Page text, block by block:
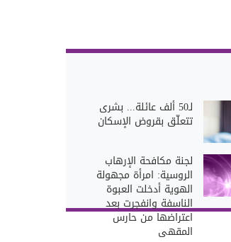
لـ50 ألف عائلة... بشرى
تتعلّق بقروض الإسكان
لجنة مكافحة الإرهاب
الروسية: امرأة مجهولة
الهوية أدخلت العبوة
الناسفة وانفجرت بعد
اعتراضها من حارس
المقهى